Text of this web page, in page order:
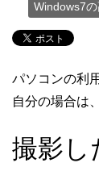
Windows7
パソコンの利
自分の場合は、
撮影し